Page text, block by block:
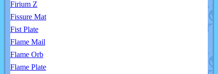
Firium Z
Fissure Mat
Fist Plate
Flame Mail
Flame Orb
Flame Plate